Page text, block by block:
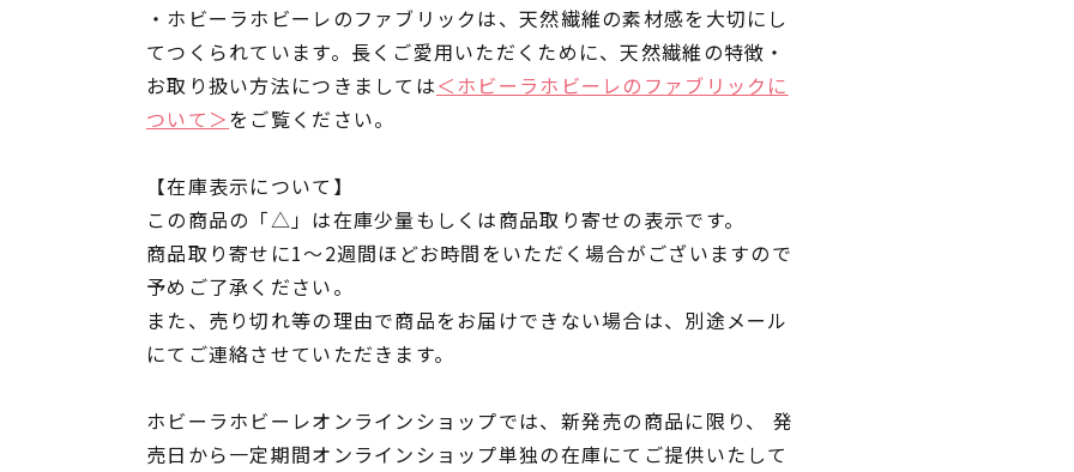
・ホビーラホビーレのファブリックは、天然繊維の素材感を大切にし
てつくられています。長くご愛用いただくために、天然繊維の特徴・
お取り扱い方法につきましては＜ホビーラホビーレのファブリックに
ついて＞をご覧ください。
【在庫表示について】
この商品の「△」は在庫少量もしくは商品取り寄せの表示です。
商品取り寄せに1～2週間ほどお時間をいただく場合がございますので
予めご了承ください。
また、売り切れ等の理由で商品をお届けできない場合は、別途メール
にてご連絡させていただきます。
ホビーラホビーレオンラインショップでは、新発売の商品に限り、 発
売日から一定期間オンラインショップ単独の在庫にてご提供いたして